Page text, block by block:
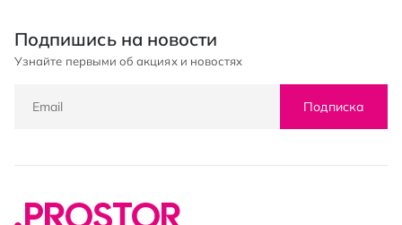
Подпишись на новости
Узнайте первыми об акциях и новостях
Подписка